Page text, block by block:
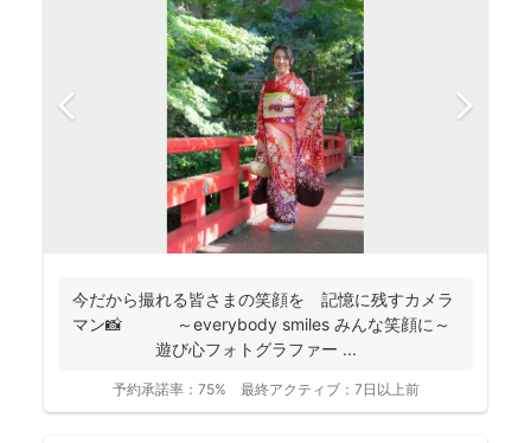
今だから撮れる皆さまの笑顔を 記憶に残すカメラ
マン📸 ～everybody smiles みんな笑顔に～
遊び心フォトグラファー ...
予約承諾率： 75% 最終アクティブ： 7日以上前